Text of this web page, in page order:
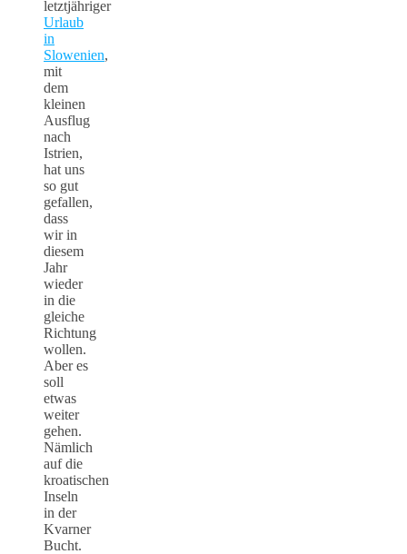
letztjähriger
Urlaub
in
Slowenien,
mit
dem
kleinen
Ausflug
nach
Istrien,
hat uns
so gut
gefallen,
dass
wir in
diesem
Jahr
wieder
in die
gleiche
Richtung
wollen.
Aber es
soll
etwas
weiter
gehen.
Nämlich
auf die
kroatischen
Inseln
in der
Kvarner
Bucht.